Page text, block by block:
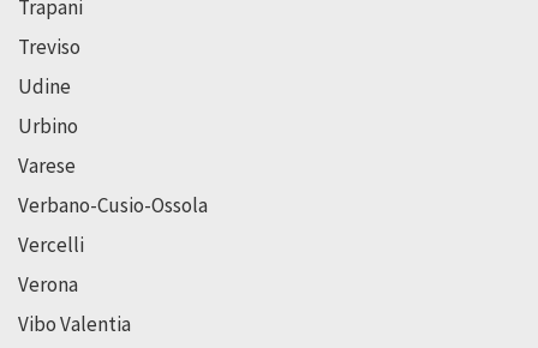
Trapani
Treviso
Udine
Urbino
Varese
Verbano-Cusio-Ossola
Vercelli
Verona
Vibo Valentia